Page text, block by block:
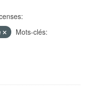
Mots-clés: